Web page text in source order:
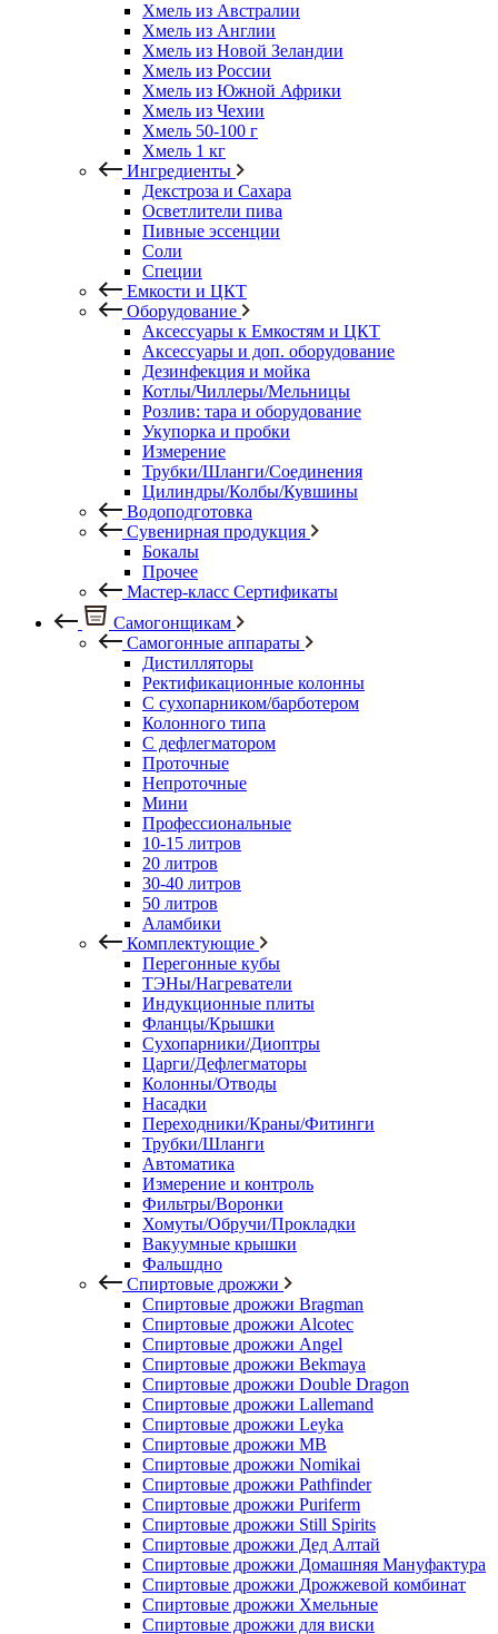
Хмель из Австралии
Хмель из Англии
Хмель из Новой Зеландии
Хмель из России
Хмель из Южной Африки
Хмель из Чехии
Хмель 50-100 г
Хмель 1 кг
Ингредиенты
Декстроза и Сахара
Осветлители пива
Пивные эссенции
Соли
Специи
Емкости и ЦКТ
Оборудование
Аксессуары к Емкостям и ЦКТ
Аксессуары и доп. оборудование
Дезинфекция и мойка
Котлы/Чиллеры/Мельницы
Розлив: тара и оборудование
Укупорка и пробки
Измерение
Трубки/Шланги/Соединения
Цилиндры/Колбы/Кувшины
Водоподготовка
Сувенирная продукция
Бокалы
Прочее
Мастер-класс Сертификаты
Самогонщикам
Самогонные аппараты
Дистилляторы
Ректификационные колонны
С сухопарником/барботером
Колонного типа
С дефлегматором
Проточные
Непроточные
Мини
Профессиональные
10-15 литров
20 литров
30-40 литров
50 литров
Аламбики
Комплектующие
Перегонные кубы
ТЭНы/Нагреватели
Индукционные плиты
Фланцы/Крышки
Сухопарники/Диоптры
Царги/Дефлегматоры
Колонны/Отводы
Насадки
Переходники/Краны/Фитинги
Трубки/Шланги
Автоматика
Измерение и контроль
Фильтры/Воронки
Хомуты/Обручи/Прокладки
Вакуумные крышки
Фальшдно
Спиртовые дрожжи
Спиртовые дрожжи Bragman
Спиртовые дрожжи Alcotec
Спиртовые дрожжи Angel
Спиртовые дрожжи Bekmaya
Спиртовые дрожжи Double Dragon
Спиртовые дрожжи Lallemand
Спиртовые дрожжи Leyka
Спиртовые дрожжи MB
Спиртовые дрожжи Nomikai
Спиртовые дрожжи Pathfinder
Спиртовые дрожжи Puriferm
Спиртовые дрожжи Still Spirits
Спиртовые дрожжи Дед Алтай
Спиртовые дрожжи Домашняя Мануфактура
Спиртовые дрожжи Дрожжевой комбинат
Спиртовые дрожжи Хмельные
Спиртовые дрожжи для виски